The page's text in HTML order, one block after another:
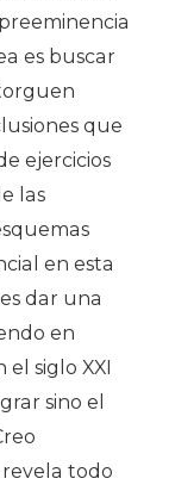
es buscar
que
ejercicios
las
en esta
dar una
en
siglo XXI
sino el
todo